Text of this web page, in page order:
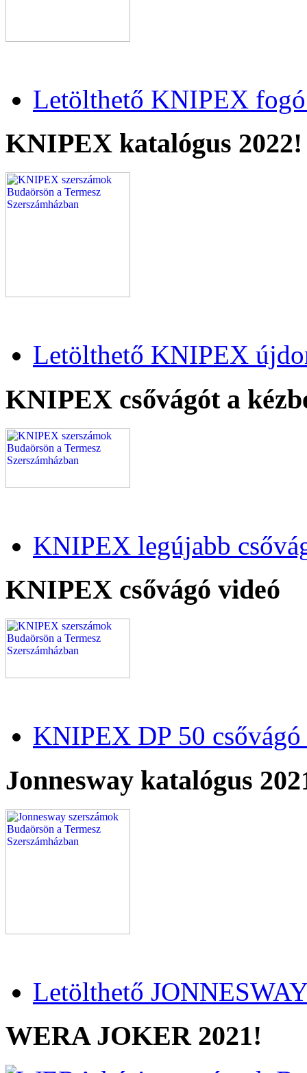
Letölthető KNIPEX fogó
KNIPEX katalógus 2022!
Letölthető KNIPEX
KNIPEX csővágót a
KNIPEX legújabb
KNIPEX csővágó videó
KNIPEX DP 50
Jonnesway katalógus
Letölthető
WERA JOKER 2021!